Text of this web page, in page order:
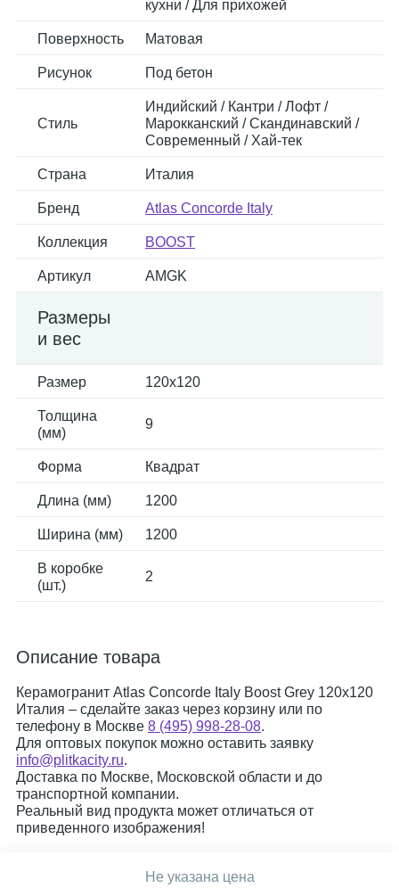
кухни / Для прихожей
Поверхность Матовая
Рисунок Под бетон
Стиль
Индийский / Кантри / Лофт /
Марокканский / Скандинавский /
Современный / Хай-тек
Страна Италия
Бренд Atlas Concorde Italy
Коллекция BOOST
Артикул AMGK
Размеры
и вес
Размер 120x120
Толщина
(мм)
9
Форма Квадрат
Длина (мм) 1200
Ширина (мм) 1200
В коробке
(шт.)
2
Описание товара
Керамогранит Atlas Concorde Italy Boost Grey 120x120
Италия – сделайте заказ через корзину или по
телефону в Москве 8 (495) 998-28-08.
Для оптовых покупок можно оставить заявку
info@plitkacity.ru.
Доставка по Москве, Московской области и до
транспортной компании.
Реальный вид продукта может отличаться от
приведенного изображения!
Не указана цена